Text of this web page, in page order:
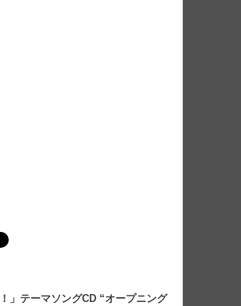
！」テーマソングCD “オープニング